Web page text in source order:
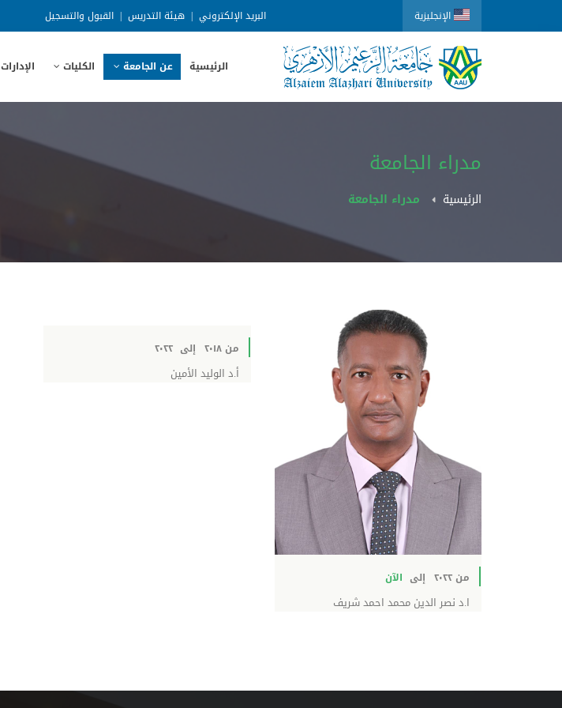
الإنجليزية البريد الإلكتروني | هيئة التدريس | القبول والتسجيل
الرئيسية عن الجامعة الكليات الإدارات
مدراء الجامعة
الرئيسية مدراء الجامعة
من ٢٠٢٢ إلى الآن
ا.د نصر الدين محمد احمد شريف
من ٢٠١٨ إلى ٢٠٢٢
أ.د الوليد الأمين